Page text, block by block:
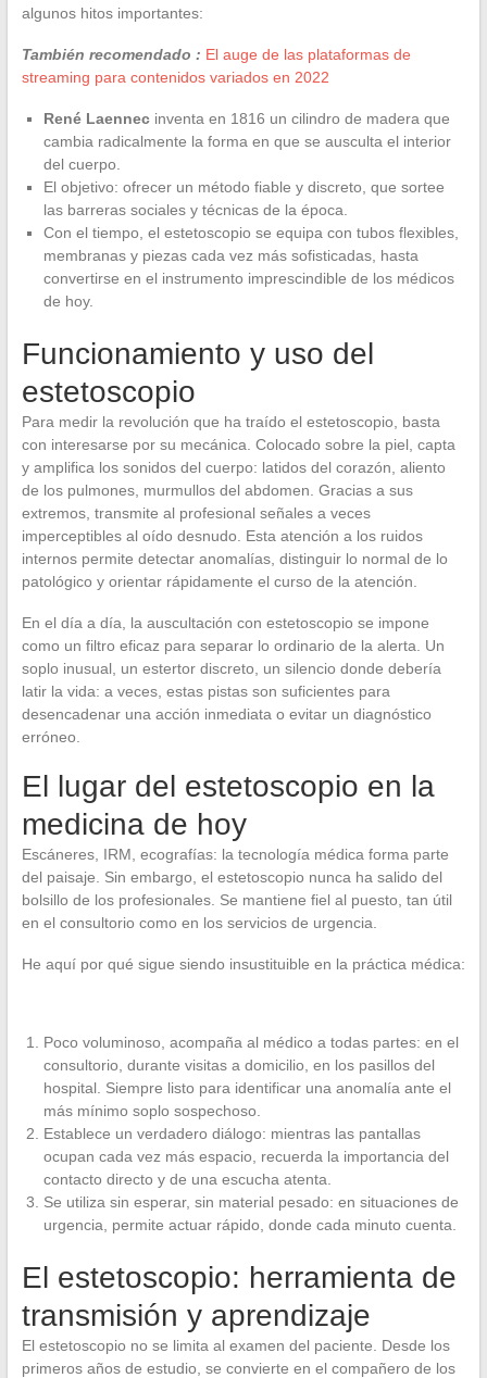
algunos hitos importantes:
También recomendado : El auge de las plataformas de
streaming para contenidos variados en 2022
René Laennecinventa en 1816 un cilindro de madera que
cambia radicalmente la forma en que se ausculta el interior
del cuerpo.
El objetivo: ofrecer un método fiable y discreto, que sortee
las barreras sociales y técnicas de la época.
Con el tiempo, el estetoscopio se equipa con tubos flexibles,
membranas y piezas cada vez más sofisticadas, hasta
convertirse en el instrumento imprescindible de los médicos
de hoy.
Funcionamiento y uso del
estetoscopio
Para medir la revolución que ha traído el estetoscopio, basta
con interesarse por su mecánica. Colocado sobre la piel, capta
y amplifica los sonidos del cuerpo: latidos del corazón, aliento
de los pulmones, murmullos del abdomen. Gracias a sus
extremos, transmite al profesional señales a veces
imperceptibles al oído desnudo. Esta atención a los ruidos
internos permite detectar anomalías, distinguir lo normal de lo
patológico y orientar rápidamente el curso de la atención.
En el día a día, la auscultación con estetoscopio se impone
como un filtro eficaz para separar lo ordinario de la alerta. Un
soplo inusual, un estertor discreto, un silencio donde debería
latir la vida: a veces, estas pistas son suficientes para
desencadenar una acción inmediata o evitar un diagnóstico
erróneo.
El lugar del estetoscopio en la
medicina de hoy
Escáneres, IRM, ecografías: la tecnología médica forma parte
del paisaje. Sin embargo, el estetoscopio nunca ha salido del
bolsillo de los profesionales. Se mantiene fiel al puesto, tan útil
en el consultorio como en los servicios de urgencia.
He aquí por qué sigue siendo insustituible en la práctica médica:
Poco voluminoso, acompaña al médico a todas partes: en el
consultorio, durante visitas a domicilio, en los pasillos del
hospital. Siempre listo para identificar una anomalía ante el
más mínimo soplo sospechoso.
Establece un verdadero diálogo: mientras las pantallas
ocupan cada vez más espacio, recuerda la importancia del
contacto directo y de una escucha atenta.
Se utiliza sin esperar, sin material pesado: en situaciones de
urgencia, permite actuar rápido, donde cada minuto cuenta.
El estetoscopio: herramienta de
transmisión y aprendizaje
El estetoscopio no se limita al examen del paciente. Desde los
primeros años de estudio, se convierte en el compañero de los